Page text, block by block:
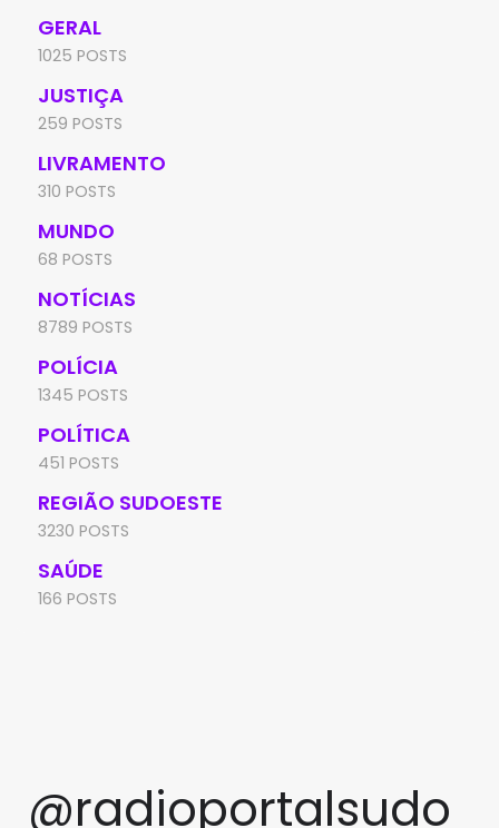
GERAL
1025 POSTS
JUSTIÇA
259 POSTS
LIVRAMENTO
310 POSTS
MUNDO
68 POSTS
NOTÍCIAS
8789 POSTS
POLÍCIA
1345 POSTS
POLÍTICA
451 POSTS
REGIÃO SUDOESTE
3230 POSTS
SAÚDE
166 POSTS
@radioportalsudo